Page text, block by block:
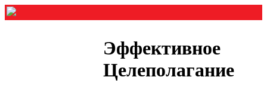
Эффективное
Целеполагание